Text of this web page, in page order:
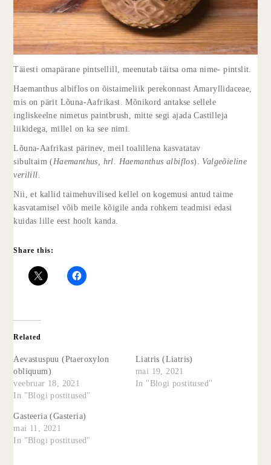
Täiesti omapärane pintsellill, meenutab täitsa oma nime- pintslit.
Haemanthus albiflos on õistaimeliik perekonnast Amaryllidaceae,
mis on pärit Lõuna-Aafrikast. Mõnikord antakse sellele
ingliskeelne nimetus paintbrush, mitte segi ajada Castilleja
liikidega, millel on ka see nimi.
Lõuna-Aafrikast pärinev, meil toalillena kasvatatav
sibultaim ( Haemanthus, hrl. Haemanthus albiflos). Valgeõieline
verilill.
Nii, et kallid taimehuvilised kellel on kogemusi antud taime
kasvatamisel võib meile kõigile anda rohkem teadmisi edasi
kuidas lille eest hoolt kanda.
Share this:
Related
Aevastuspuu (Ptaeroxylon
obliquum)
veebruar 18, 2021
In "Blogi postitused"
Liatris (Liatris)
mai 19, 2021
In "Blogi postitused"
Gasteeria (Gasteria)
mai 11, 2021
In "Blogi postitused"